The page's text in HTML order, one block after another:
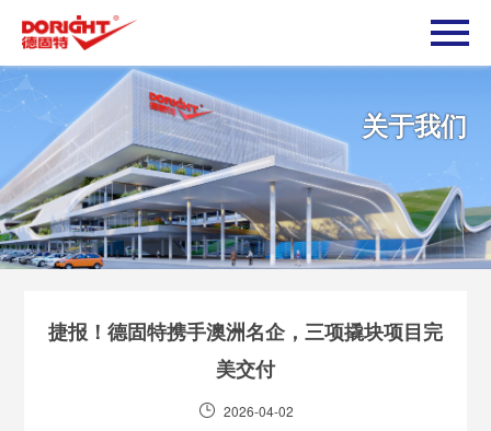
关于我们
捷报！德固特携手澳洲名企，三项撬块项目完
美交付
2026-04-02